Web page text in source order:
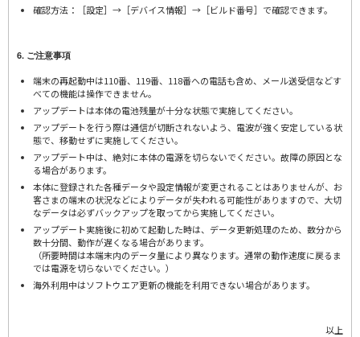
確認方法：［設定］→［デバイス情報］→［ビルド番号］で確認できます。
6. ご注意事項
端末の再起動中は110番、119番、118番への電話も含め、メール送受信などす
べての機能は操作できません。
アップデートは本体の電池残量が十分な状態で実施してください。
アップデートを行う際は通信が切断されないよう、電波が強く安定している状
態で、移動せずに実施してください。
アップデート中は、絶対に本体の電源を切らないでください。故障の原因とな
る場合があります。
本体に登録された各種データや設定情報が変更されることはありませんが、お
客さまの端末の状況などによりデータが失われる可能性がありますので、大切
なデータは必ずバックアップを取ってから実施してください。
アップデート実施後に初めて起動した時は、データ更新処理のため、数分から
数十分間、動作が遅くなる場合があります。
（所要時間は本端末内のデータ量により異なります。通常の動作速度に戻るま
では電源を切らないでください。）
海外利用中はソフトウエア更新の機能を利用できない場合があります。
以上